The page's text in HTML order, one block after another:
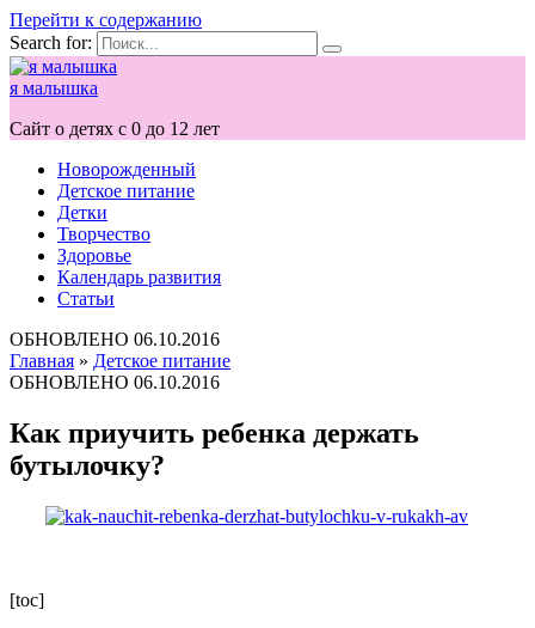
Перейти к содержанию
Search for:
я малышка
Сайт о детях с 0 до 12 лет
Новорожденный
Детское питание
Детки
Творчество
Здоровье
Календарь развития
Статьи
ОБНОВЛЕНО 06.10.2016
Главная » Детское питание
ОБНОВЛЕНО 06.10.2016
Как приучить ребенка держать
бутылочку?
[toc]